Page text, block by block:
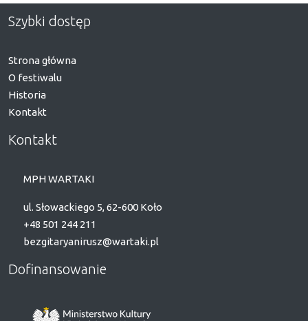
Szybki dostęp
Strona główna
O festiwalu
Historia
Kontakt
Kontakt
MPH WARTAKI
ul. Słowackiego 5, 62-600 Koło
+48 501 244 211
bezgitaryanirusz@wartaki.pl
Dofinansowanie